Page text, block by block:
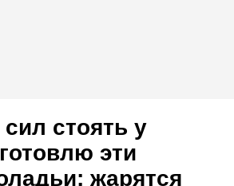
сил стоять у
эти
жарятся